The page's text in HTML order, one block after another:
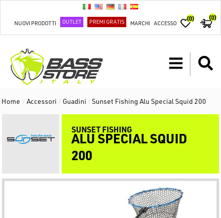
NUOVI PRODOTTI OUTLET PREMI GRATIS MARCHI ACCESSO
(0) (0)
Home / Accessori / Guadini /Sunset Fishing Alu Special Squid 200
SUNSET FISHING
ALU SPECIAL SQUID
200